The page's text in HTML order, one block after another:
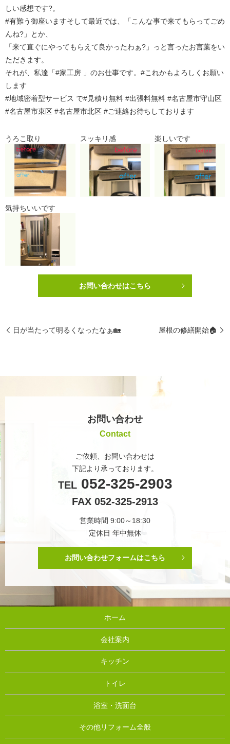
しい感想です?。
#有難う御座いますそして最近では、「こんな事で来てもらってごめ
んね?」とか、
「来て直ぐにやってもらえて良かったわぁ?」っと言ったお言葉をい
ただきます。
それが、私達「#家工房 」のお仕事です。#これかもよろしくお願い
します
#地域密着型サービス で#見積り無料 #出張料無料 #名古屋市守山区
#名古屋市東区 #名古屋市北区 #ご連絡お待ちしております
うろこ取り スッキリ感 楽しいです
気持ちいいです
お問い合わせはこちら
日が当たって明るくなったなぁ🏡 屋根の修繕開始🏠
お問い合わせ
Contact
ご依頼、お問い合わせは
下記より承っております。
TEL052-325-2903
FAX 052-325-2913
営業時間 9:00～18:30
定休日 年中無休
お問い合わせフォームはこちら
ホーム
会社案内
キッチン
トイレ
浴室・洗面台
その他リフォーム全般